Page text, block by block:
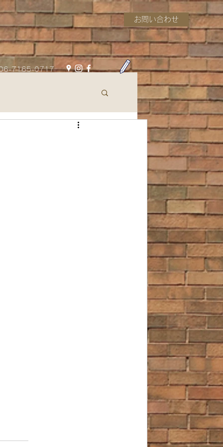
お問い合わせ
7165-0717